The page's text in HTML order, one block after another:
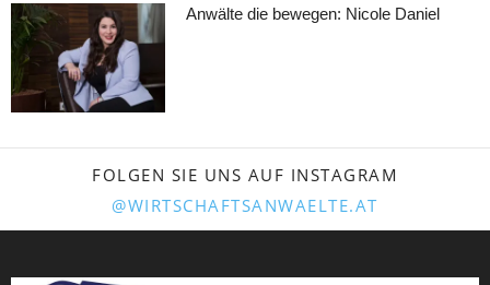
Anwälte die bewegen: Nicole Daniel
FOLGEN SIE UNS AUF INSTAGRAM
@WIRTSCHAFTSANWAELTE.AT